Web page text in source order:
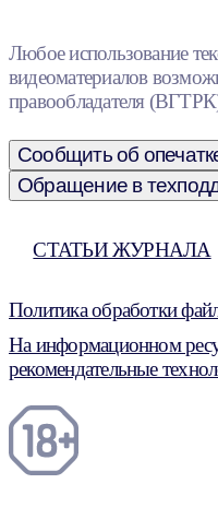
Любое использование
видеоматериалов
правообладателя
Сообщить об
Обращение в
СТАТЬИ ЖУРНАЛА
Политика обработки
На информационном
рекомендательные